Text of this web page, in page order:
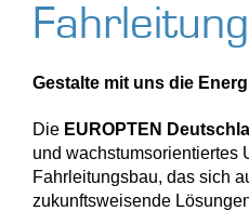
Gestalte mit uns die
Die EUROPTEN
und wachstumsorientiertes
Fahrleitungsbau, das sich
zukunftsweisende